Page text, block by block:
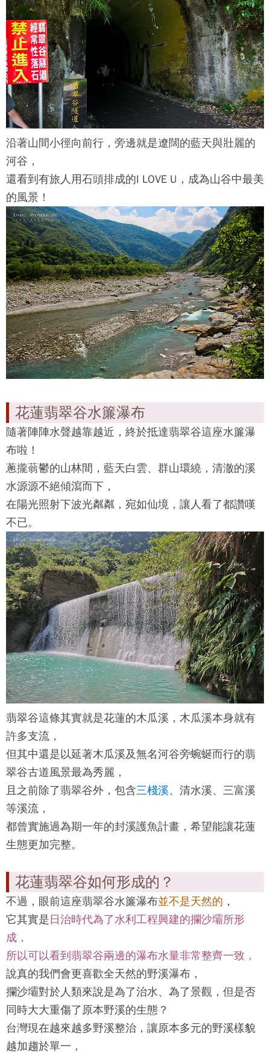
沿著山間小徑向前行，旁邊就是遼闊的藍天與壯麗的
河谷，
還看到有旅人用石頭排成的I LOVE U，成為山谷中最美
的風景！
花蓮翡翠谷水簾瀑布
隨著陣陣水聲越靠越近，終於抵達翡翠谷這座水簾瀑
布啦！
蔥攏蓊鬱的山林間，藍天白雲、群山環繞，清澈的溪
水源源不絕傾瀉而下，
在陽光照射下波光粼粼，宛如仙境，讓人看了都讚嘆
不已。
翡翠谷這條其實就是花蓮的木瓜溪，木瓜溪本身就有
許多支流，
但其中還是以延著木瓜溪及無名河谷旁蜿蜒而行的翡
翠谷古道風景最為秀麗，
且之前除了翡翠谷外，包含三棧溪、清水溪、三富溪
等溪流，
都曾實施過為期一年的封溪護魚計畫，希望能讓花蓮
生態更加完整。
花蓮翡翠谷如何形成的？
不過，眼前這座翡翠谷水簾瀑布並不是天然的 ，
它其實是日治時代為了水利工程興建的攔沙壩所形
成，
所以可以看到翡翠谷兩邊的瀑布水量非常整齊一致，
說真的我們會更喜歡全天然的野溪瀑布，
攔沙壩對於人類來說是為了治水、為了景觀，但是否
同時大大重傷了原本野溪的生態？
台灣現在越來越多野溪整治，讓原本多元的野溪樣貌
越加趨於單一，